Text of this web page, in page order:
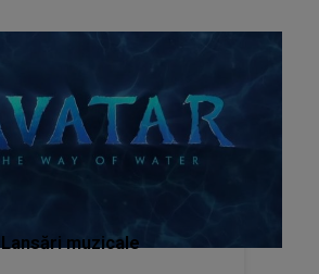
Lansări muzicale